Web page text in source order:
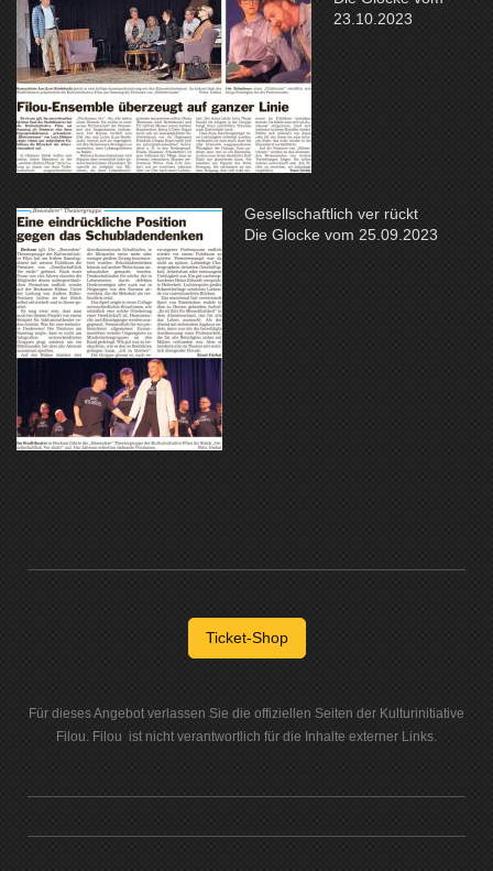
23.10.2023
Gesellschaftlich ver rückt
Die Glocke vom 25.09.2023
Ticket-Shop
Für dieses Angebot verlassen Sie die offiziellen Seiten der Kulturinitiative
Filou. Filou ist nicht verantwortlich für die Inhalte externer Links.